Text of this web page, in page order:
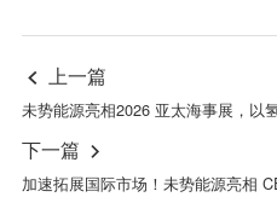
 上一篇
未势能源亮相2026 亚太海事展，以
下一篇 
加速拓展国际市场！未势能源亮相